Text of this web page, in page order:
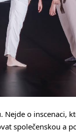
o inscenaci,
společenskou a